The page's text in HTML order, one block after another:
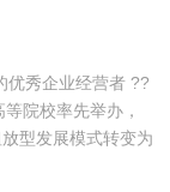
优秀企业经营者 ??
院校率先举办，
型发展模式转变为